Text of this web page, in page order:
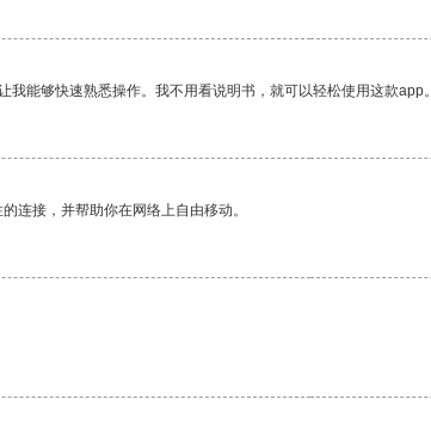
能够快速熟悉操作。我不用看说明书，就可以轻松使用这款app。
连接，并帮助你在网络上自由移动。